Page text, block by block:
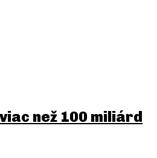
než 100 miliárd